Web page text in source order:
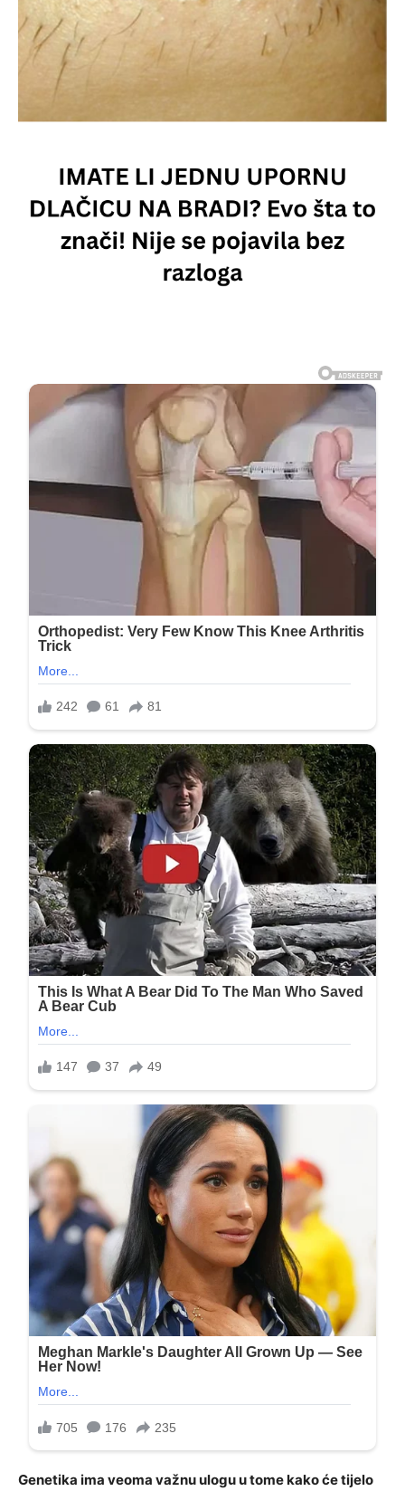
Genetika ima veoma važnu ulogu u tome kako će tijelo